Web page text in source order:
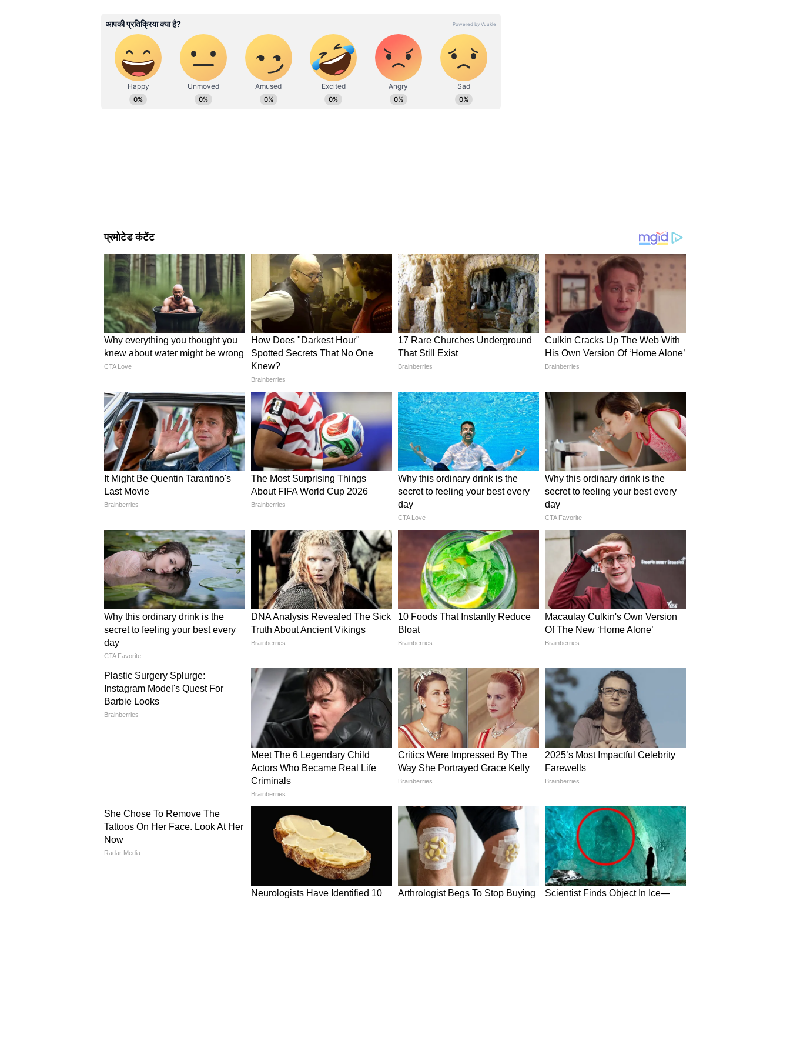
बेहद खूबसूरत लगता है। इसमें आप गोल या वी-शेप बैक बनवाएं। डोरी के एंड पर छोटे घुंघरू या
बिड्स लगवाएं ताकि चलते वक्त हल्की झंकार लुक को चार्म दे।
जरदोजी और गोटा पट्टी ब्लाउज से पाएं रॉयल लुक
अगर आपकी साड़ी बनारसी, पटोला या कांचीवरम है, तो उसके साथ भारी जरदोजी या गोटा पट्टी
वाला ब्लाउज इस करवाचौथ पर आपको देगा रॉयल महारानी लुक। यह डिजाइन खासतौर पर तब
अच्छा लगता है जब आप पूजा या सास-ससुर के साथ पारंपरिक लुक अपनाना चाहती हैं। फ्रंट पर
हाई नेक और स्लीव्स पर गोटा बॉर्डर लगवाएं। इसे हेयर बन के साथ गजरा और कुंदन ज्वेलरी संग
और पढ़ें -मॉम की बांधनी साड़ी से बनवाएं 4 डिजाइनर लहंगे, सस्ते में हों दिवाली रेडी
स्लीवलेस मॉडर्न और सिंपल ब्लाउज
जो महिलाएं सॉफ्ट फैब्रिक और मिनिमल डिजाइन पसंद करती हैं, उनके लिए स्लीवलेस या स्लीव-
कट पन्ना ग्रीन ब्लाउज करवाचौथ के लिए शानदार चॉइस है। ये लुक ऑफ-रेड या क्रीम साड़ी के साथ
बहुत फ्रेश और स्टाइलिश लगता है। इसमें आप नेकलाइन को राउंड या बोट शेप में रखें। नेक पर
हल्का गोल्डन पिपिंग लगवाकर रिच टच दें।
ग्लैमरस नेट और सीक्विन ब्लाउज डिजाइन
अगर आप करवाचौथ की शाम पर पार्टी या कपल डिनर प्लान कर रही हैं, तो नेट ब्लाउज में सीक्विन
या शिमरी वर्क हो, एकदम परफेक्ट है। यह डिजाइन रेड, वाइन या मरून साड़ी पर बहुत ग्लो करता है।
बैक पर ट्रांसपेरेंट नेट रखें और फ्रंट पर हल्का सीक्विन पैटर्न चुनें। आप हेयर ओपन रखकर स्मोकी
आई मेकअप करें।
बनारसी फैब्रिक ब्लाउज टाइमलेस डिजाइंस
पुरानी साड़ी के ब्लाउज फैब्रिक को रीयूज करके नया बनारसी ब्लाउज बनवाना आजकल बहुत ट्रेंड में
है। ये न सिर्फ सस्टेनेबल फैशन है बल्कि इसमें पारंपरिक भावनाओं की खुशबू भी होती है। इसमें
गोल्डन थ्रेड बॉर्डर या जरदोजी स्लीव्स दें। इसे ऑक्सीडाइज्ड या कुंदन ज्वेलरी के साथ पेयर करें।
करवाचौथ पर ब्लाउज का कलर कॉन्ट्रास्ट बहुत मायने रखता है। लाल साड़ी के साथ गोल्ड या ग्रीन
ब्लाउज, क्रीम साड़ी के साथ महरून या नेवी ब्लाउज, वाइन साड़ी के साथ सिल्वर या पिंक टोन
ब्लाउज। ऐसे कंट्रास्ट से साड़ी और ब्लाउज दोनों फोटो-परफेक्ट लुक देंगे।
shivangi.chauhan@asianetnews.in पर संपर्क किया जा सकता है। पत्रकारिता और योग में इन्होंने डबल MA
किया हुआ है।